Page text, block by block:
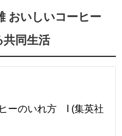
おいしいコーヒー
共同生活
ーのいれ方 I (集英社